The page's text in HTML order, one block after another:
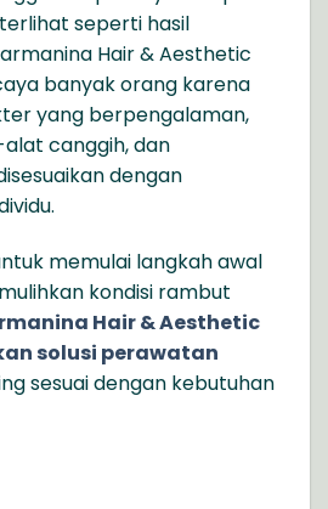
seperti hasil
Hair & Aesthetic
banyak orang karena
yang berpengalaman,
canggih, dan
dengan
memulai langkah awal
kondisi rambut
Hair & Aesthetic
solusi perawatan
sesuai dengan kebutuhan